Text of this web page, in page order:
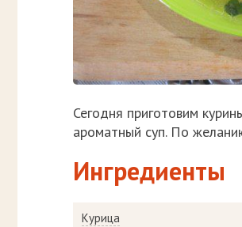
Сегодня приготовим
ароматный суп. По
Ингредиенты
Курица